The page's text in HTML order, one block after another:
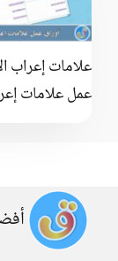
علامات إعراب
عمل علامات